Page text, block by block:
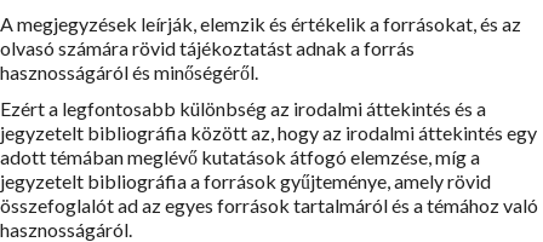
A megjegyzések leírják, elemzik és értékelik a forrásokat, és az
olvasó számára rövid tájékoztatást adnak a forrás
hasznosságáról és minőségéről.
Ezért a legfontosabb különbség az irodalmi áttekintés és a
jegyzetelt bibliográfia között az, hogy az irodalmi áttekintés egy
adott témában meglévő kutatások átfogó elemzése, míg a
jegyzetelt bibliográfia a források gyűjteménye, amely rövid
összefoglalót ad az egyes források tartalmáról és a témához való
hasznosságáról.